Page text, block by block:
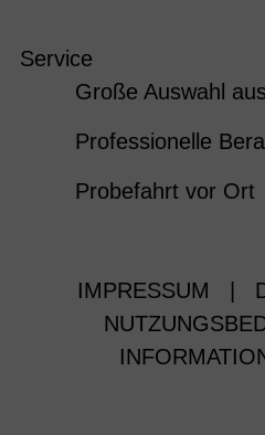
Service
Große Auswahl
Professionelle
Probefahrt vor Ort
IMPRESSUM